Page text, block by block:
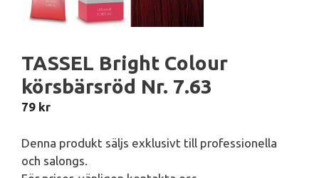
TASSEL Bright Colour
körsbärsröd Nr. 7.63
79 kr
Denna produkt säljs exklusivt till professionella
och salongs.